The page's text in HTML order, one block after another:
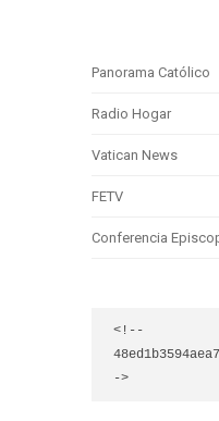
Panorama Católico
Radio Hogar
Vatican News
FETV
Conferencia
<!--
->